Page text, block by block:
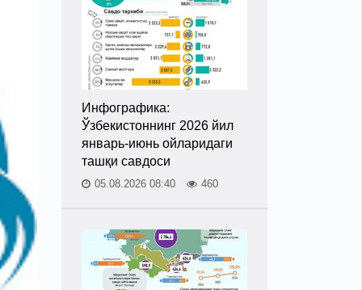
Инфографика:
Ўзбекистоннинг 2026 йил
январь-июнь ойларидаги
ташқи савдоси
05.08.2026 08:40 460